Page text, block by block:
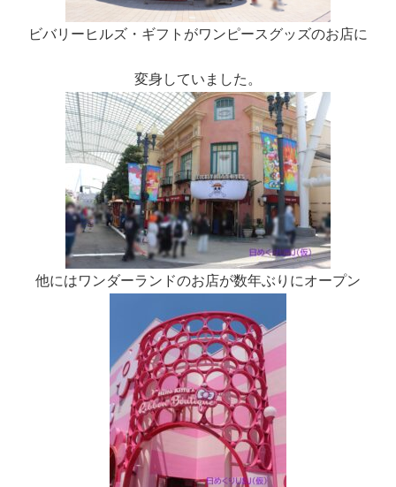
ビバリーヒルズ・ギフトがワンピースグッズのお店に
変身していました。
他にはワンダーランドのお店が数年ぶりにオープン